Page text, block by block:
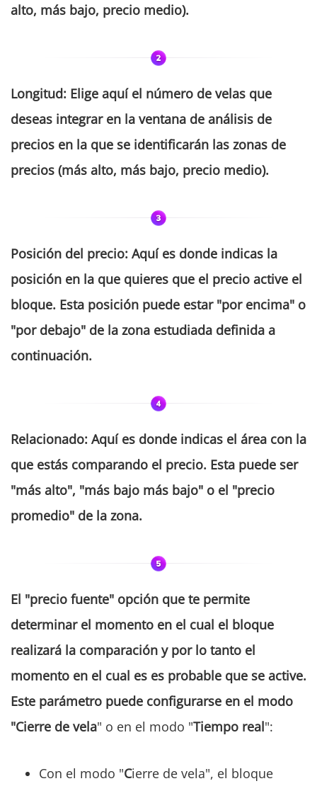
alto, más bajo, precio medio).
Longitud: Elige aquí el número de velas que
deseas integrar en la ventana de análisis de
precios en la que se identificarán las zonas de
precios (más alto, más bajo, precio medio).
Posición del precio: Aquí es donde indicas la
posición en la que quieres que el precio active el
bloque. Esta posición puede estar "por encima" o
"por debajo" de la zona estudiada definida a
continuación.
Relacionado: Aquí es donde indicas el área con la
que estás comparando el precio. Esta puede ser
"más alto", "más bajo más bajo" o el "precio
promedio" de la zona.
El "precio fuente" opción que te permite
determinar el momento en el cual el bloque
realizará la comparación y por lo tanto el
momento en el cual es es probable que se active.
Este parámetro puede configurarse en el modo
"Cierre de vela" o en el modo "Tiempo real":
Con el modo "Cierre de vela", el bloque